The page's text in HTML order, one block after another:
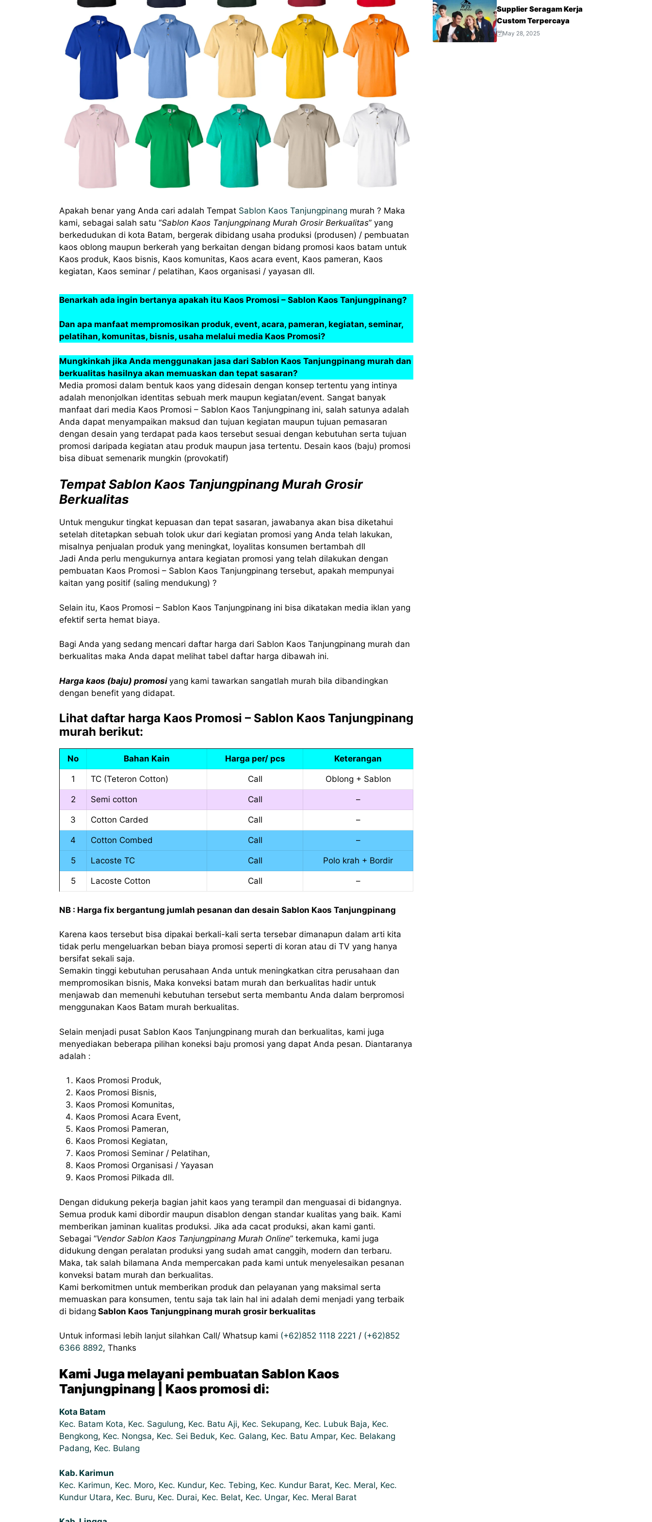
Apakah benar yang Anda cari adalah Tempat Sablon Kaos Tanjungpinang murah ? Maka
kami, sebagai salah satu “Sablon Kaos Tanjungpinang Murah Grosir Berkualitas” yang
berkedudukan di kota Batam, bergerak dibidang usaha produksi (produsen) / pembuatan
kaos oblong maupun berkerah yang berkaitan dengan bidang promosi kaos batam untuk
Kaos produk, Kaos bisnis, Kaos komunitas, Kaos acara event, Kaos pameran, Kaos
kegiatan, Kaos seminar / pelatihan, Kaos organisasi / yayasan dll.
Benarkah ada ingin bertanya apakah itu Kaos Promosi – Sablon Kaos Tanjungpinang?
Dan apa manfaat mempromosikan produk, event, acara, pameran, kegiatan, seminar,
pelatihan, komunitas, bisnis, usaha melalui media Kaos Promosi?
Mungkinkah jika Anda menggunakan jasa dari Sablon Kaos Tanjungpinang murah dan
berkualitas hasilnya akan memuaskan dan tepat sasaran?
Media promosi dalam bentuk kaos yang didesain dengan konsep tertentu yang intinya
adalah menonjolkan identitas sebuah merk maupun kegiatan/event. Sangat banyak
manfaat dari media Kaos Promosi – Sablon Kaos Tanjungpinang ini, salah satunya adalah
Anda dapat menyampaikan maksud dan tujuan kegiatan maupun tujuan pemasaran
dengan desain yang terdapat pada kaos tersebut sesuai dengan kebutuhan serta tujuan
promosi daripada kegiatan atau produk maupun jasa tertentu. Desain kaos (baju) promosi
bisa dibuat semenarik mungkin (provokatif)
Tempat Sablon Kaos Tanjungpinang Murah Grosir
Berkualitas
Untuk mengukur tingkat kepuasan dan tepat sasaran, jawabanya akan bisa diketahui
setelah ditetapkan sebuah tolok ukur dari kegiatan promosi yang Anda telah lakukan,
misalnya penjualan produk yang meningkat, loyalitas konsumen bertambah dll
Jadi Anda perlu mengukurnya antara kegiatan promosi yang telah dilakukan dengan
pembuatan Kaos Promosi – Sablon Kaos Tanjungpinang tersebut, apakah mempunyai
kaitan yang positif (saling mendukung) ?
Selain itu, Kaos Promosi – Sablon Kaos Tanjungpinang ini bisa dikatakan media iklan yang
efektif serta hemat biaya.
Bagi Anda yang sedang mencari daftar harga dari Sablon Kaos Tanjungpinang murah dan
berkualitas maka Anda dapat melihat tabel daftar harga dibawah ini.
Harga kaos (baju) promosi yang kami tawarkan sangatlah murah bila dibandingkan
dengan benefit yang didapat.
Lihat daftar harga Kaos Promosi – Sablon Kaos Tanjungpinang
murah berikut:
No Bahan Kain Harga per/ pcs Keterangan
1 TC (Teteron Cotton) Call Oblong + Sablon
2 Semi cotton Call –
3 Cotton Carded Call –
4 Cotton Combed Call –
5 Lacoste TC Call Polo krah + Bordir
5 Lacoste Cotton Call –
NB : Harga fix bergantung jumlah pesanan dan desain Sablon Kaos Tanjungpinang
Karena kaos tersebut bisa dipakai berkali-kali serta tersebar dimanapun dalam arti kita
tidak perlu mengeluarkan beban biaya promosi seperti di koran atau di TV yang hanya
bersifat sekali saja.
Semakin tinggi kebutuhan perusahaan Anda untuk meningkatkan citra perusahaan dan
mempromosikan bisnis, Maka konveksi batam murah dan berkualitas hadir untuk
menjawab dan memenuhi kebutuhan tersebut serta membantu Anda dalam berpromosi
menggunakan Kaos Batam murah berkualitas.
Selain menjadi pusat Sablon Kaos Tanjungpinang murah dan berkualitas, kami juga
menyediakan beberapa pilihan koneksi baju promosi yang dapat Anda pesan. Diantaranya
adalah :
Kaos Promosi Produk,
Kaos Promosi Bisnis,
Kaos Promosi Komunitas,
Kaos Promosi Acara Event,
Kaos Promosi Pameran,
Kaos Promosi Kegiatan,
Kaos Promosi Seminar / Pelatihan,
Kaos Promosi Organisasi / Yayasan
Kaos Promosi Pilkada dll.
Dengan didukung pekerja bagian jahit kaos yang terampil dan menguasai di bidangnya.
Semua produk kami dibordir maupun disablon dengan standar kualitas yang baik. Kami
memberikan jaminan kualitas produksi. Jika ada cacat produksi, akan kami ganti.
Sebagai “Vendor Sablon Kaos Tanjungpinang Murah Online” terkemuka, kami juga
didukung dengan peralatan produksi yang sudah amat canggih, modern dan terbaru.
Maka, tak salah bilamana Anda mempercakan pada kami untuk menyelesaikan pesanan
konveksi batam murah dan berkualitas.
Kami berkomitmen untuk memberikan produk dan pelayanan yang maksimal serta
memuaskan para konsumen, tentu saja tak lain hal ini adalah demi menjadi yang terbaik
di bidang Sablon Kaos Tanjungpinang murah grosir berkualitas
Untuk informasi lebih lanjut silahkan Call/ Whatsup kami (+62)852 1118 2221 / (+62)852
6366 8892, Thanks
Kami Juga melayani pembuatan Sablon Kaos
Tanjungpinang | Kaos promosi di:
Kota Batam
Kec. Batam Kota, Kec. Sagulung, Kec. Batu Aji, Kec. Sekupang, Kec. Lubuk Baja, Kec.
Bengkong, Kec. Nongsa, Kec. Sei Beduk, Kec. Galang, Kec. Batu Ampar, Kec. Belakang
Padang, Kec. Bulang
Kab. Karimun
Kec. Karimun, Kec. Moro, Kec. Kundur, Kec. Tebing, Kec. Kundur Barat, Kec. Meral, Kec.
Kundur Utara, Kec. Buru, Kec. Durai, Kec. Belat, Kec. Ungar, Kec. Meral Barat
Supplier Seragam Kerja
Custom Terpercaya
May 28, 2025